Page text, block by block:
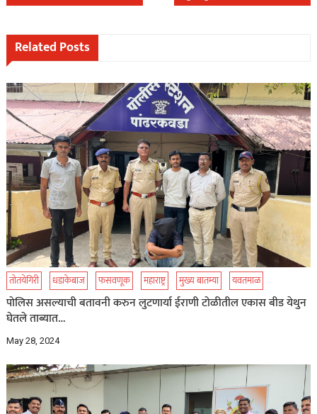
navigation
Related Posts
तोतयेगिरी धडाकेबाज फसवणूक महाराष्ट्र मुख्य बातम्या यवतमाळ
पोलिस असल्याची बतावनी करुन लुटणार्या ईराणी टोळीतील एकास बीड येथुन
घेतले ताब्यात…
May 28, 2024